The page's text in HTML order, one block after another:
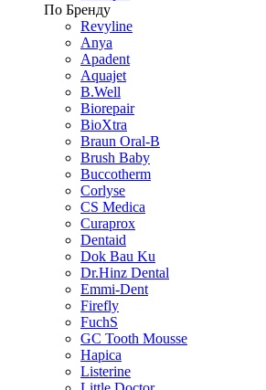
По Бренду
Revyline
Anya
Apadent
Aquajet
B.Well
Biorepair
BioXtra
Braun Oral-B
Brush Baby
Buccotherm
Corlyse
CS Medica
Curaprox
Dentaid
Dok Bau Ku
Dr.Hinz Dental
Emmi-Dent
Firefly
FuchS
GC Tooth Mousse
Hapica
Listerine